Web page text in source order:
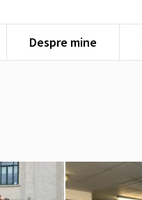
Despre mine